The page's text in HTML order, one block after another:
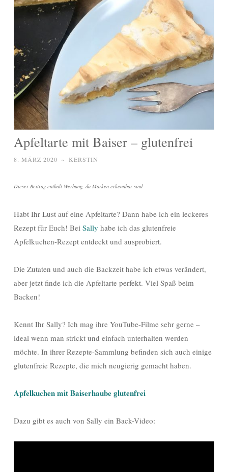
Apfeltarte mit Baiser – glutenfrei
8. MÄRZ 2020 ~ KERSTIN
Dieser Beitrag enthält Werbung, da Marken erkennbar sind
Habt Ihr Lust auf eine Apfeltarte? Dann habe ich ein leckeres
Rezept für Euch! Bei Sally habe ich das glutenfreie
Apfelkuchen-Rezept entdeckt und ausprobiert.
Die Zutaten und auch die Backzeit habe ich etwas verändert,
aber jetzt finde ich die Apfeltarte perfekt. Viel Spaß beim
Backen!
Kennt Ihr Sally? Ich mag ihre YouTube-Filme sehr gerne –
ideal wenn man strickt und einfach unterhalten werden
möchte. In ihrer Rezepte-Sammlung befinden sich auch einige
glutenfreie Rezepte, die mich neugierig gemacht haben.
Apfelkuchen mit Baiserhaube glutenfrei
Dazu gibt es auch von Sally ein Back-Video: